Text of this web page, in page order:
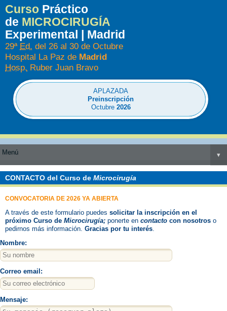
Curso Práctico
de MICROCIRUGÍA
Experimental | Madrid
29ª Ed. del 26 al 30 de Octubre
Hospital La Paz de Madrid
Hosp. Ruber Juan Bravo
APLAZADA
Preinscripción
Octubre 2026
Menú ▾
CONTACTO del Curso de Microcirugía
CONVOCATORIA DE 2026 YA ABIERTA
A través de este formulario puedes solicitar la inscripción en el
próximo Curso de Microcirugía; ponerte en contacto con nosotros o
pedirnos más información. Gracias por tu interés.
Nombre:
Correo email:
Mensaje: